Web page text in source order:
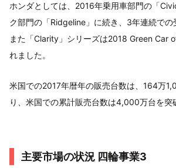
ホンダとしては、2016年乗用車部門の「
ク部門の「Ridgeline」に続き、3年連続での
また「Clarity」シリーズは2018 Green Car
れました。
米国での2017年暦年の販売台数は、164万
り、米国での累計販売台数は4,000万台を突
主要市場の状況 四輪事業3